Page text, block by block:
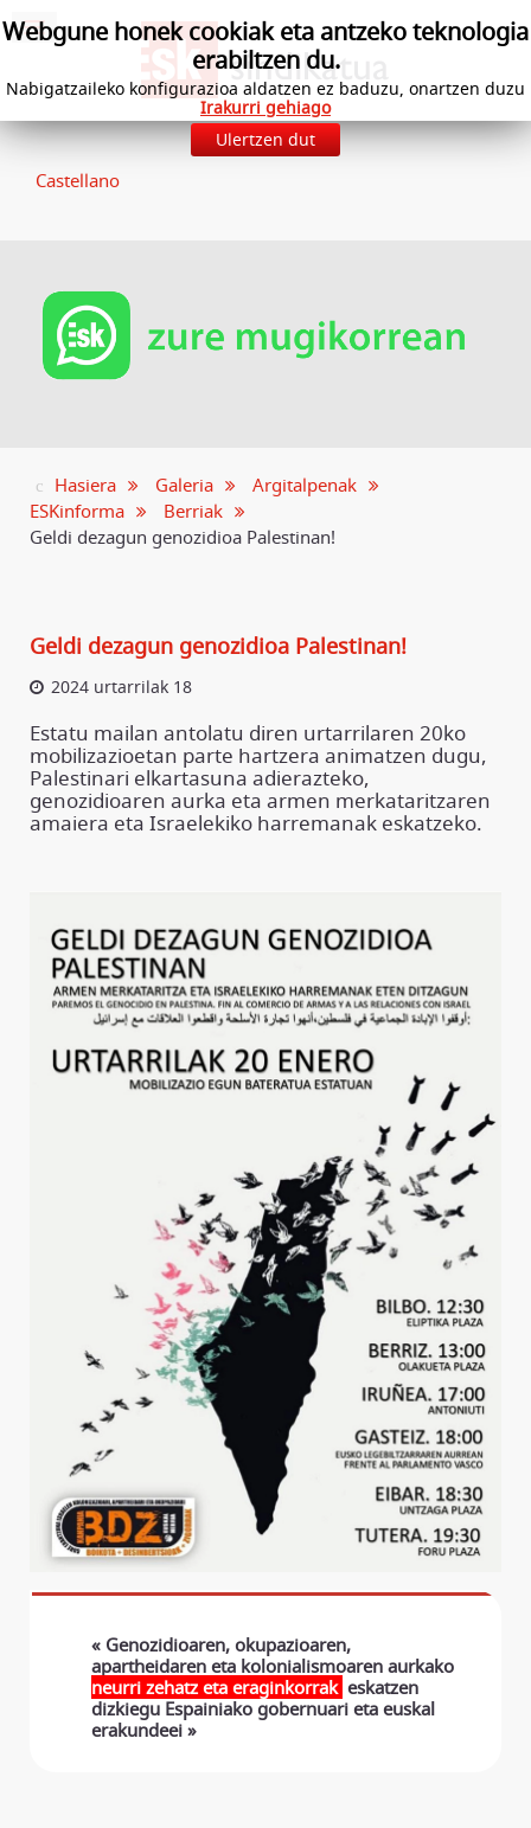
Castellano
Hasiera Galeria
Argitalpenak
ESKinforma
Berriak
Geldi dezagun genozidioa Palestinan!
Geldi dezagun genozidioa Palestinan!
2024 urtarrilak 18
Estatu mailan antolatu diren urtarrilaren 20ko
mobilizazioetan parte hartzera animatzen dugu,
Palestinari elkartasuna adierazteko,
genozidioaren aurka eta armen merkataritzaren
amaiera eta Israelekiko harremanak eskatzeko.
« Genozidioaren, okupazioaren,
apartheidaren eta kolonialismoaren aurkako
neurri zehatz eta eraginkorrak eskatzen
dizkiegu Espainiako gobernuari eta euskal
erakundeei »
Webgune honek cookiak eta antzeko teknologia
erabiltzen du.
Nabigatzaileko konfigurazioa aldatzen ez baduzu, onartzen duzu
Irakurri gehiago
Ulertzen dut